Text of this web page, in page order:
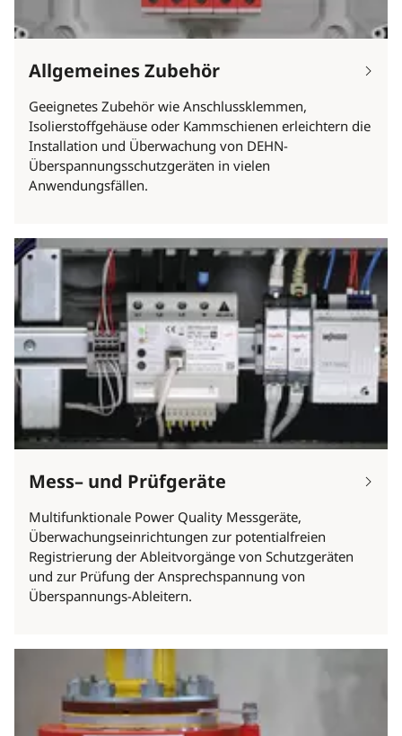
Allgemeines Zubehör
Geeignetes Zubehör wie Anschlussklemmen,
Isolierstoffgehäuse oder Kammschienen erleichtern die
Installation und Überwachung von DEHN-
Überspannungsschutzgeräten in vielen
Anwendungsfällen.
Mess– und Prüfgeräte
Multifunktionale Power Quality Messgeräte,
Überwachungseinrichtungen zur potentialfreien
Registrierung der Ableitvorgänge von Schutzgeräten
und zur Prüfung der Ansprechspannung von
Überspannungs-Ableitern.